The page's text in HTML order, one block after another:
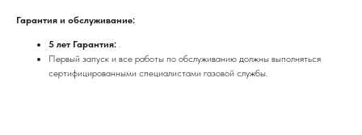
Гарантия и обслуживание:
5 лет Гарантия: .
Первый запуск и все работы по обслуживанию должны выполняться
сертифицированными специалистами газовой службы.